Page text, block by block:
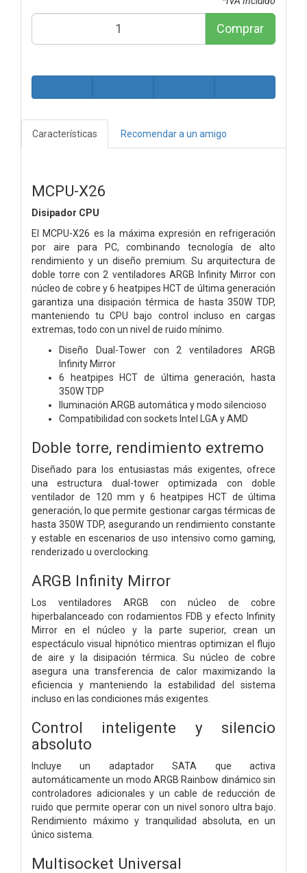
Comprar
Características Recomendar a un amigo
MCPU-X26
Disipador CPU
El MCPU-X26 es la máxima expresión en refrigeración
por aire para PC, combinando tecnología de alto
rendimiento y un diseño premium. Su arquitectura de
doble torre con 2 ventiladores ARGB Infinity Mirror con
núcleo de cobre y 6 heatpipes HCT de última generación
garantiza una disipación térmica de hasta 350W TDP,
manteniendo tu CPU bajo control incluso en cargas
extremas, todo con un nivel de ruido mínimo.
Diseño Dual-Tower con 2 ventiladores ARGB
Infinity Mirror
6 heatpipes HCT de última generación, hasta
350W TDP
Iluminación ARGB automática y modo silencioso
Compatibilidad con sockets Intel LGA y AMD
Doble torre, rendimiento extremo
Diseñado para los entusiastas más exigentes, ofrece
una estructura dual-tower optimizada con doble
ventilador de 120 mm y 6 heatpipes HCT de última
generación, lo que permite gestionar cargas térmicas de
hasta 350W TDP, asegurando un rendimiento constante
y estable en escenarios de uso intensivo como gaming,
renderizado u overclocking.
ARGB Infinity Mirror
Los ventiladores ARGB con núcleo de cobre
hiperbalanceado con rodamientos FDB y efecto Infinity
Mirror en el núcleo y la parte superior, crean un
espectáculo visual hipnótico mientras optimizan el flujo
de aire y la disipación térmica. Su núcleo de cobre
asegura una transferencia de calor maximizando la
eficiencia y manteniendo la estabilidad del sistema
incluso en las condiciones más exigentes.
Control inteligente y silencio
absoluto
Incluye un adaptador SATA que activa
automáticamente un modo ARGB Rainbow dinámico sin
controladores adicionales y un cable de reducción de
ruido que permite operar con un nivel sonoro ultra bajo.
Rendimiento máximo y tranquilidad absoluta, en un
único sistema.
Multisocket Universal